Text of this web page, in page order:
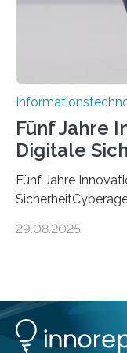
Fünf Jahre
Digitale
Fünf Jahre
ErfolgeDie
Forschungsarbeit,
feierlichen
HAL2025 wurde
29.08.2025